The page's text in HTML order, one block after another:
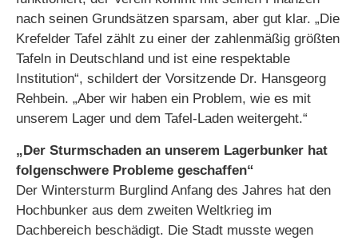
nach seinen Grundsätzen sparsam, aber gut klar. „Die
Krefelder Tafel zählt zu einer der zahlenmäßig größten
Tafeln in Deutschland und ist eine respektable
Institution“, schildert der Vorsitzende Dr. Hansgeorg
Rehbein. „Aber wir haben ein Problem, wie es mit
unserem Lager und dem Tafel-Laden weitergeht.“
„Der Sturmschaden an unserem Lagerbunker hat
folgenschwere Probleme geschaffen“
Der Wintersturm Burglind Anfang des Jahres hat den
Hochbunker aus dem zweiten Weltkrieg im
Dachbereich beschädigt. Die Stadt musste wegen